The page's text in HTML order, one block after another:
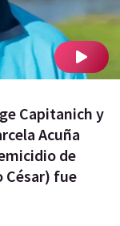
Capitanich y
Acuña
de
César) fue